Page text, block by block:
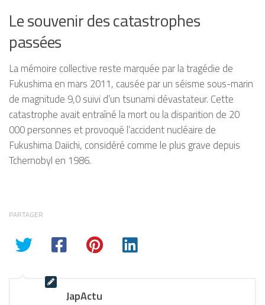
Le souvenir des catastrophes
passées
La mémoire collective reste marquée par la tragédie de
Fukushima en mars 2011, causée par un séisme sous-marin
de magnitude 9,0 suivi d’un tsunami dévastateur. Cette
catastrophe avait entraîné la mort ou la disparition de 20
000 personnes et provoqué l’accident nucléaire de
Fukushima Daiichi, considéré comme le plus grave depuis
Tchernobyl en 1986.
PARTAGER
JapActu